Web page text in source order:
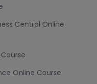
Central Online
Online Course